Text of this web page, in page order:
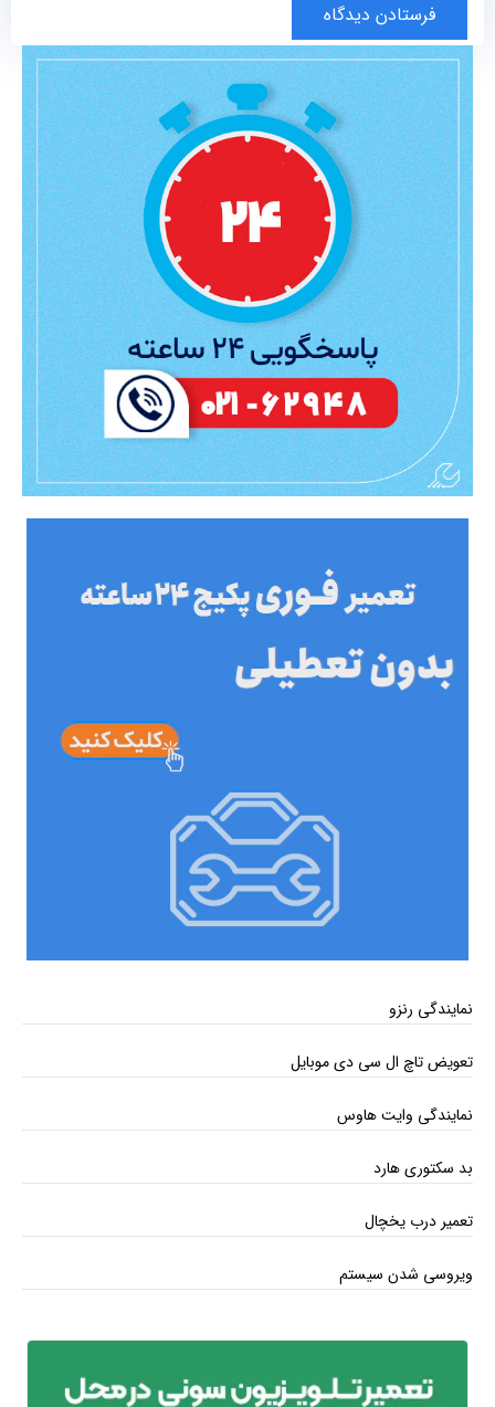
فرستادن دیدگاه
نمایندگی رنزو
تعویض تاچ ال سی دی موبایل
نمایندگی وایت هاوس
بد سکتوری هارد
تعمیر درب یخچال
ویروسی شدن سیستم